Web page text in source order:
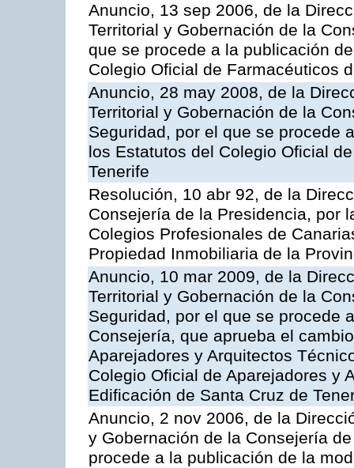
Anuncio, 13 sep 2006, de la
Territorial y Gobernación de la
que se procede a la publicación
Colegio Oficial de Farmacéuticos
Anuncio, 28 may 2008, de la
Territorial y Gobernación de la
Seguridad, por el que se procede
los Estatutos del Colegio Oficial
Tenerife
Resolución, 10 abr 92, de la
Consejería de la Presidencia, por
Colegios Profesionales de
Propiedad Inmobiliaria de la
Anuncio, 10 mar 2009, de la
Territorial y Gobernación de la
Seguridad, por el que se procede
Consejería, que aprueba el
Aparejadores y Arquitectos
Colegio Oficial de Aparejadores y
Edificación de Santa Cruz de
Anuncio, 2 nov 2006, de la
y Gobernación de la Consejería
procede a la publicación de la